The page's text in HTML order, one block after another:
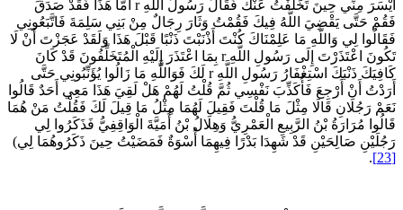
أَيْسَرَ مِنِّي حِينَ تَخَلَّفْتُ عَنْكَ فَقَالَ رَسُولُ اللَّهِ r أَمَّا هَذَا فَقَدْ صَدَقَ
حَتَّى يَقْضِيَ اللَّهُ فِيكَ فَقُمْتُ وَثَارَ رِجَالٌ مِنْ بَنِي سَلِمَةَ فَاتَّبَعُونِي
لِي وَاللَّهِ مَا عَلِمْنَاكَ كُنْتَ أَذْنَبْتَ ذَنْبًا قَبْلَ هَذَا وَلَقَدْ عَجَزْتَ أَنْ لَا
تَكُونَ اعْتَذَرْتَ إِلَى رَسُولِ اللَّهِ r بِمَا اعْتَذَرَ إِلَيْهِ الْمُتَخَلِّفُونَ قَدْ كَانَ
كَافِيَكَ ذَنْبَكَ اسْتِغْفَارُ رَسُولِ اللَّهِ r لَكَ فَوَاللَّهِ مَا زَالُوا يُؤَنِّبُونِي حَتَّى
أَنْ أَرْجِعَ فَأُكَذِّبَ نَفْسِي ثُمَّ قُلْتُ لَهُمْ هَلْ لَقِيَ هَذَا مَعِي أَحَدٌ قَالُوا
رَجُلَانِ قَالَا مِثْلَ مَا قُلْتَ فَقِيلَ لَهُمَا مِثْلُ مَا قِيلَ لَكَ فَقُلْتُ مَنْ هُمَا
مُرَارَةُ بْنُ الرَّبِيعِ الْعَمْرِيُّ وَهِلَالُ بْنُ أُمَيَّةَ الْوَاقِفِيُّ فَذَكَرُوا لِي
صَالِحَيْنِ قَدْ شَهِدَا بَدْرًا فِيهِمَا أُسْوَةٌ فَمَضَيْتُ حِينَ ذَكَرُوهُمَا لِي)
.